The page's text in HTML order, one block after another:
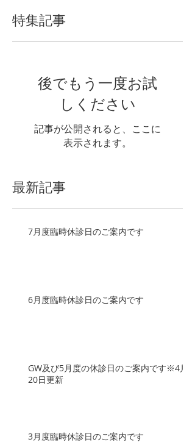
特集記事
後でもう一度お試
しください
記事が公開されると、ここに
表示されます。
最新記事
7月度臨時休診日のご案内です
6月度臨時休診日のご案内です
GW及び5月度の休診日のご案内です※4月
20日更新
3月度臨時休診日のご案内です